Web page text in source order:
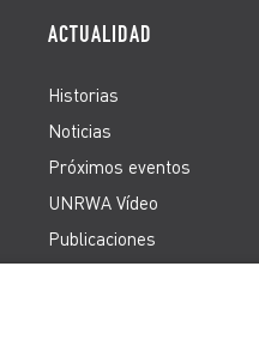
ACTUALIDAD
Historias
Noticias
Próximos eventos
UNRWA Vídeo
Publicaciones